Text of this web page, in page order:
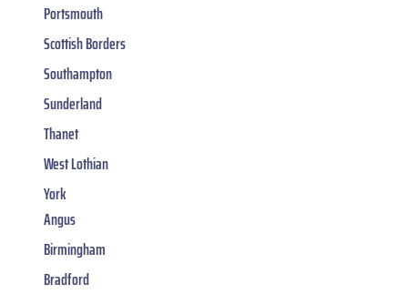
Portsmouth
Scottish Borders
Southampton
Sunderland
Thanet
West Lothian
York
Angus
Birmingham
Bradford